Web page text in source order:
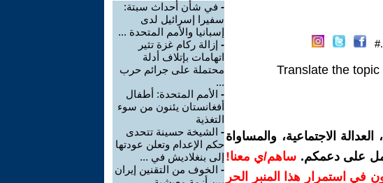
Translate the
الاجتماعية، والمساواة
على دعمكم. ساهم/ي معنا!
في استمرار هذا المنبر الحر
- في شأن أحداث سبتة:
سفيرا إسرائيل لدى
إسبانيا والأمم المتحدة ...
- إزالة ركام غزة تثير
اتهامات بإتلاف أدلة
محتملة على جرائم حرب
...
- الأمم المتحدة: أطفال
أفغانستان يئنون من سوء
التغذية
- الشيخة حسينة تتحدى
حكم الإعدام وتعلن عودتها
إلى بنغلاديش في ...
- الخوف من التقنين إيران